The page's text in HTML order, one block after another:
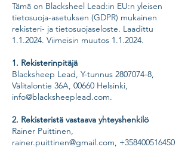
Tämä on Blacksheel Lead:in EU:n yleisen
tietosuoja-asetuksen (GDPR) mukainen
rekisteri- ja tietosuojaseloste. Laadittu
1.1.2024. Viimeisin muutos 1.1.2024.
1. Rekisterinpitäjä
Blacksheep Lead, Y-tunnus 2807074-8,
Välitalontie 36A, 00660 Helsinki,
info@blacksheeplead.com.
2. Rekisteristä vastaava yhteyshenkilö
Rainer Puittinen,
rainer.puittinen@gmail.com, +358400516450